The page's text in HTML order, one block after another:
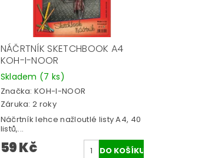
NÁČRTNÍK SKETCHBOOK A4
KOH-I-NOOR
Skladem (7 ks)
Značka:KOH-I-NOOR
Záruka: 2 roky
Náčrtník lehce nažloutlé listy A4, 40
listů,...
59 Kč